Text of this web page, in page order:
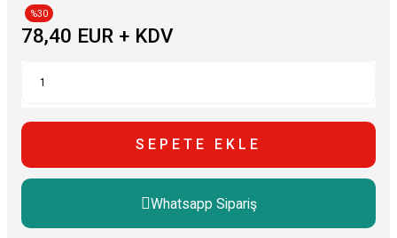
%30
78,40 EUR + KDV
SEPETE EKLE
Whatsapp Sipariş